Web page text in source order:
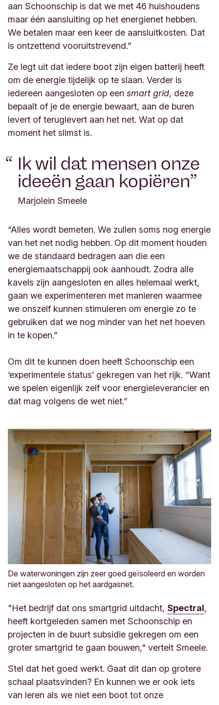
aan Schoonschip is dat we met 46 huishoudens
maar één aansluiting op het energienet hebben.
We betalen maar een keer de aansluitkosten. Dat
is ontzettend vooruitstrevend.”
Ze legt uit dat iedere boot zijn eigen batterij heeft
om de energie tijdelijk op te slaan. Verder is
iedereen aangesloten op een smart grid, deze
bepaalt of je de energie bewaart, aan de buren
levert of teruglevert aan het net. Wat op dat
moment het slimst is.
Ik wil dat mensen onze
ideeën gaan kopiëren
Marjolein Smeele
“Alles wordt bemeten. We zullen soms nog energie
van het net nodig hebben. Op dit moment houden
we de standaard bedragen aan die een
energiemaatschappij ook aanhoudt. Zodra alle
kavels zijn aangesloten en alles helemaal werkt,
gaan we experimenteren met manieren waarmee
we onszelf kunnen stimuleren om energie zo te
gebruiken dat we nog minder van het net hoeven
in te kopen.”
Om dit te kunnen doen heeft Schoonschip een
‘experimentele status’ gekregen van het rijk. “Want
we spelen eigenlijk zelf voor energieleverancier en
dat mag volgens de wet niet.”
De waterwoningen zijn zeer goed geïsoleerd en worden
niet aangesloten op het aardgasnet.
"Het bedrijf dat ons smartgrid uitdacht, Spectral,
heeft kortgeleden samen met Schoonschip en
projecten in de buurt subsidie gekregen om een
groter smartgrid te gaan bouwen," vertelt Smeele.
Stel dat het goed werkt. Gaat dit dan op grotere
schaal plaatsvinden? En kunnen we er ook iets
van leren als we niet een boot tot onze